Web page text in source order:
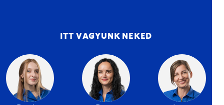
ITT VAGYUNK NEKED